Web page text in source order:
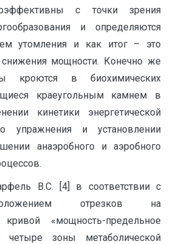
с точки зрения
и определяются
утомления и как итог – это
снижения мощности. Конечно же
кроются в биохимических
краеугольным камнем в
кинетики энергетической
упражнения и установлении
анаэробного и аэробного
В.С. [4] в соответствии с
отрезков на
кривой «мощность-предельное
зоны метаболической